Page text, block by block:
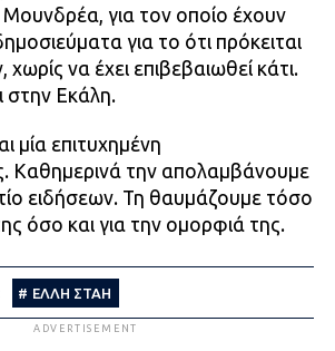
για τον οποίο έχουν
για το ότι πρόκειται
να έχει επιβεβαιωθεί κάτι.
στην Εκάλη.
μία επιτυχημένη
Καθημερινά την απολαμβάνουμε
ειδήσεων. Τη θαυμάζουμε τόσο
όσο και για την ομορφιά της.
ΕΛΛΗ ΣΤΑΗ
ADVERTISEMENT